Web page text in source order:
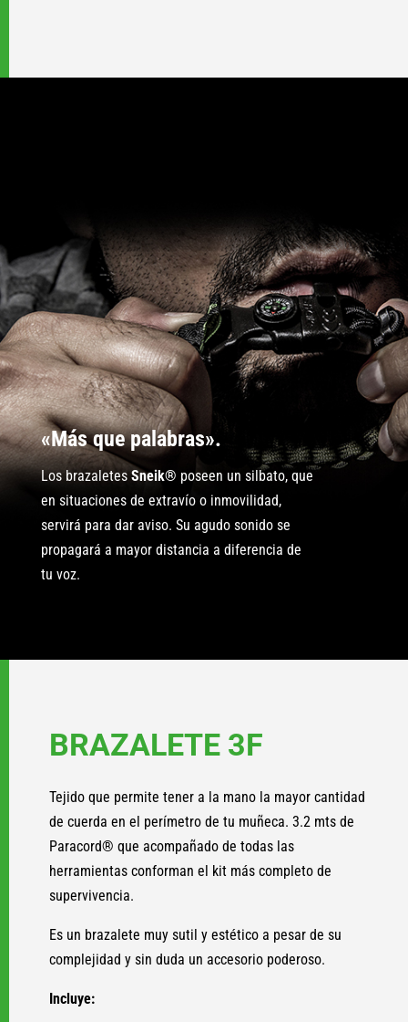
«Más que palabras».
Los brazaletes Sneik® poseen un silbato, que
en situaciones de extravío o inmovilidad,
servirá para dar aviso. Su agudo sonido se
propagará a mayor distancia a diferencia de
tu voz.
BRAZALETE 3F
Tejido que permite tener a la mano la mayor cantidad
de cuerda en el perímetro de tu muñeca. 3.2 mts de
Paracord® que acompañado de todas las
herramientas conforman el kit más completo de
supervivencia.
Es un brazalete muy sutil y estético a pesar de su
complejidad y sin duda un accesorio poderoso.
Incluye: